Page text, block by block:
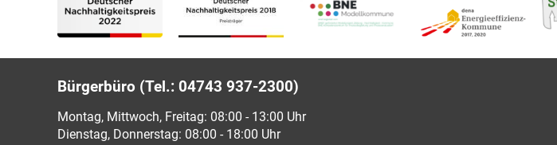
Bürgerbüro (Tel.: 04743 937-2300)
Montag, Mittwoch, Freitag: 08:00 - 13:00 Uhr
Dienstag, Donnerstag: 08:00 - 18:00 Uhr